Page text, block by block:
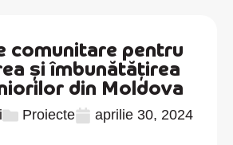
comunitare pentru
și îmbunătățirea
din Moldova
Proiecte
aprilie 30, 2024